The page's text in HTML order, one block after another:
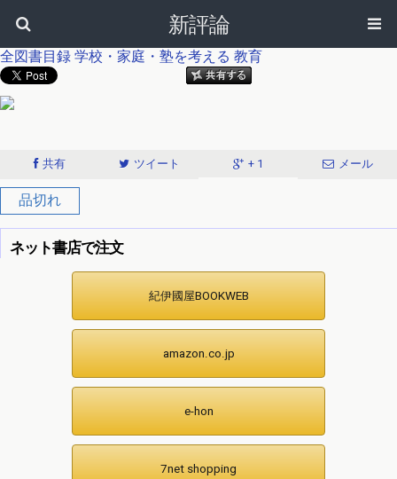
新評論
全図書目録 学校・家庭・塾を考える 教育
共有 ツイート + 1 メール
品切れ
ネット書店で注文
紀伊國屋BOOKWEB
amazon.co.jp
e-hon
7net shopping